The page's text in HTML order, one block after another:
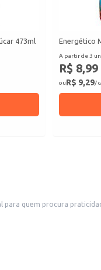
473ml Energético
A partir de 3
R$ 8,99
ouR$ 9,29/
quem procura